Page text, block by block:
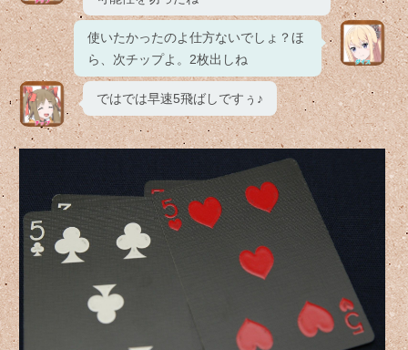
使いたかったのよ仕方ないでしょ？ほ
ら、次チップよ。2枚出しね
ではでは早速5飛ばしですぅ♪